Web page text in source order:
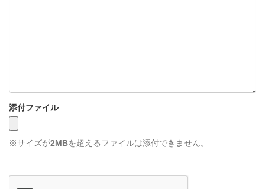
添付ファイル
※サイズが2MBを超えるファイルは添付できません。